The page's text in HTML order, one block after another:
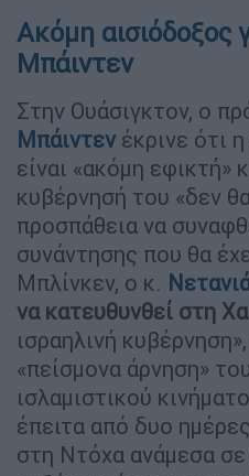
Ακόμη αισιόδοξος
Μπάιντεν
Στην Ουάσιγκτον, ο
Μπάιντενέκρινε ότι
είναι «ακόμη εφικτή»
κυβέρνησή του «δεν
προσπάθεια να
συνάντησης που θα
Μπλίνκεν, ο κ.
να κατευθυνθεί στη
ισραηλινή
«πείσμονα άρνηση»
ισλαμιστικού
έπειτα από δυο
στη Ντόχα ανάμεσα